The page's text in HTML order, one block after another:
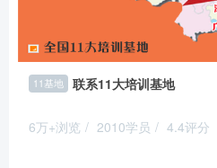
11基地 联系11大培训基地
6万+浏览 / 2010学员 / 4.4评分